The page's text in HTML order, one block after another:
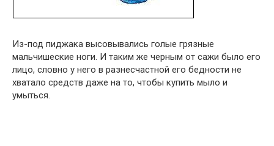
Из-под пиджака высовывались голые грязные
мальчишеские ноги. И таким же черным от сажи было его
лицо, словно у него в разнесчастной его бедности не
хватало средств даже на то, чтобы купить мыло и
умыться.